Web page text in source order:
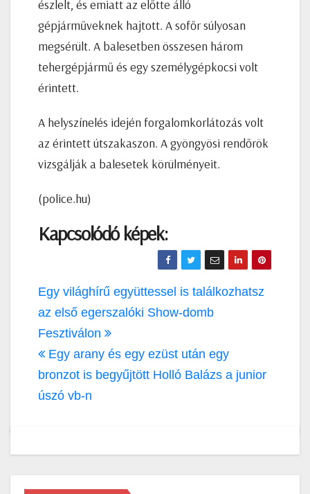
észlelt, és emiatt az előtte álló
gépjárműveknek hajtott. A sofőr súlyosan
megsérült. A balesetben összesen három
tehergépjármű és egy személygépkocsi volt
érintett.
A helyszínelés idején forgalomkorlátozás volt
az érintett útszakaszon. A gyöngyösi rendőrök
vizsgálják a balesetek körülményeit.
(police.hu)
Kapcsolódó képek:
Bejegyzés
navigáció
Egy világhírű együttessel is találkozhatsz
az első egerszalóki Show-domb
Fesztiválon
Egy arany és egy ezüst után egy
bronzot is begyűjtött Holló Balázs a junior
úszó vb-n